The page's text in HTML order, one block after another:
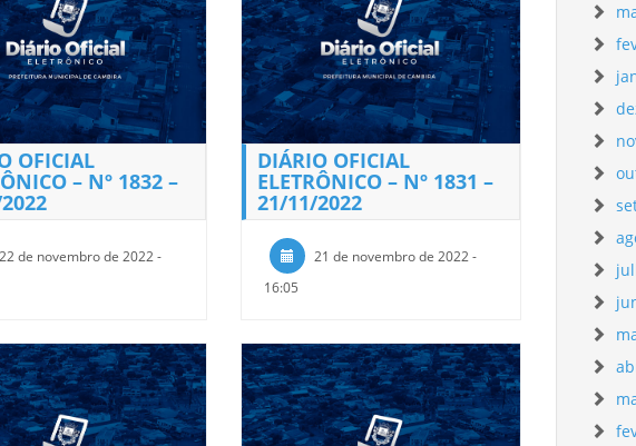
OFICIAL
– Nº 1832 –
22 de novembro de 2022 -
DIÁRIO OFICIAL
ELETRÔNICO – Nº 1831 –
21/11/2022
21 de novembro de 2022 -
16:05